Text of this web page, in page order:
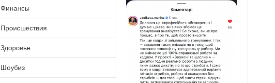
Финансы
Происшествия
Здоровье
Шоубиз